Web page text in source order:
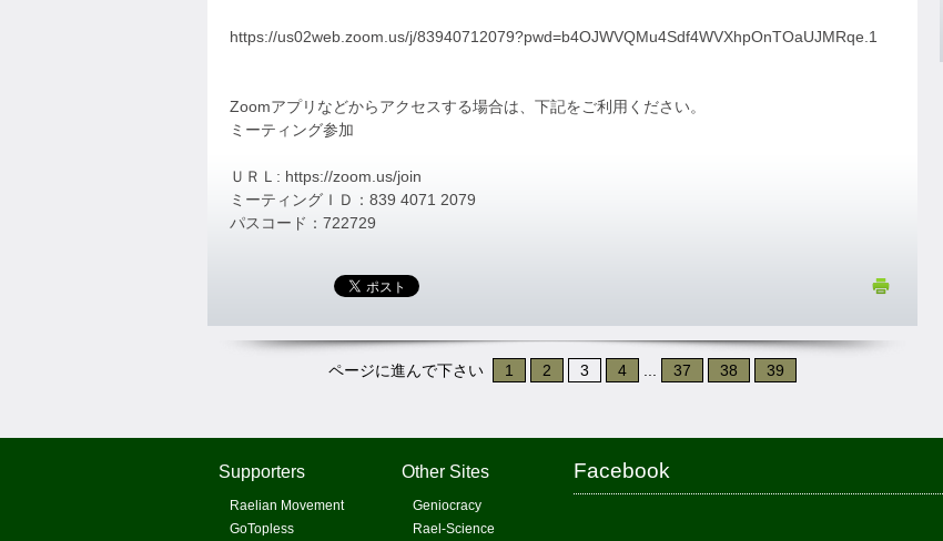
https://us02web.zoom.us/j/83940712079?pwd=b4OJWVQMu4Sdf4WVXhpOnTOaUJMRqe.1
Zoomアプリなどからアクセスする場合は、下記をご利用ください。
ミーティング参加
ＵＲＬ: https://zoom.us/join
ミーティングＩＤ：839 4071 2079
パスコード：722729
ページに進んで下さい 1 2 3 4 37 38 39
Supporters
Raelian Movement
GoTopless
Other Sites
Geniocracy
Rael-Science
Facebook